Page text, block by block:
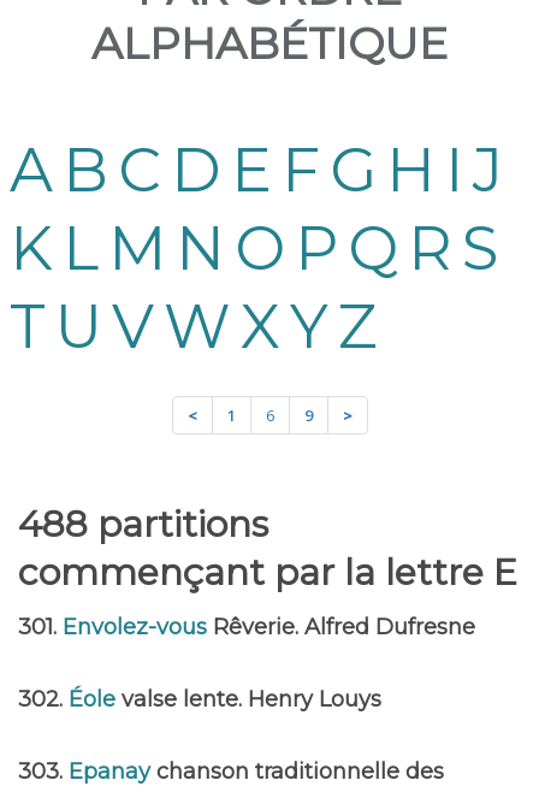
ALPHABÉTIQUE
A B C D E F G H I J
K L M N O P Q R S
T U VWXYZ
< 1 6 9 >
488 partitions
commençant par la lettre E
301. Envolez-vous Rêverie. Alfred Dufresne
302. Éole valse lente. Henry Louys
303. Epanaychanson traditionnelle des